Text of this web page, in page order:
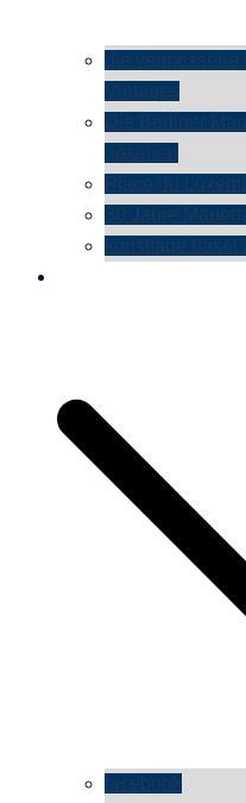
die vermessene
Vintages
Die Berliner
gesehen
Place du
30 Jahre
kunsttage basel
facebook